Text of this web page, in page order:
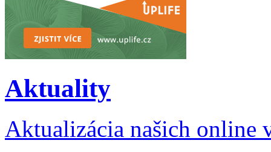
Aktuality
Aktualizácia našich online